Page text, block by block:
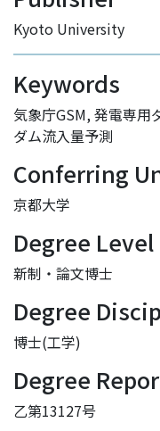
Kyoto University
Keywords
気象庁GSM,発電専用
ダム流入量予測
Conferring
京都大学
Degree Level
新制・論文博士
Degree
博士(工学)
Degree
乙第13127号